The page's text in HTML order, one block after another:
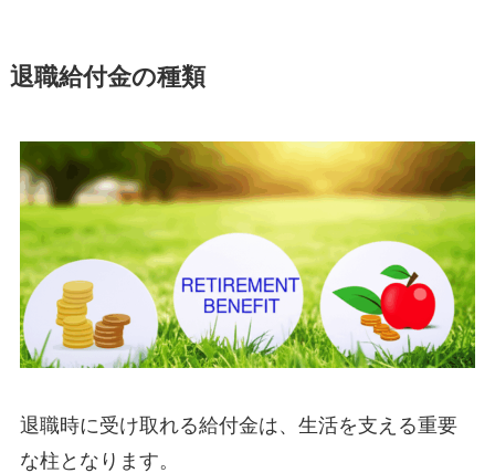
退職給付金の種類
退職時に受け取れる給付金は、生活を支える重要
な柱となります。